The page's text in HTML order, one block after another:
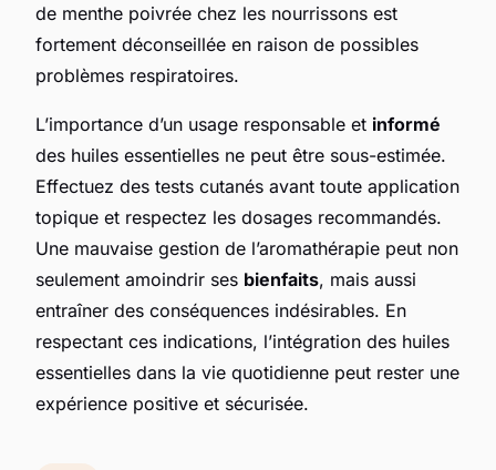
de menthe poivrée chez les nourrissons est
fortement déconseillée en raison de possibles
problèmes respiratoires.
L’importance d’un usage responsable et informé
des huiles essentielles ne peut être sous-estimée.
Effectuez des tests cutanés avant toute application
topique et respectez les dosages recommandés.
Une mauvaise gestion de l’aromathérapie peut non
seulement amoindrir ses bienfaits, mais aussi
entraîner des conséquences indésirables. En
respectant ces indications, l’intégration des huiles
essentielles dans la vie quotidienne peut rester une
expérience positive et sécurisée.